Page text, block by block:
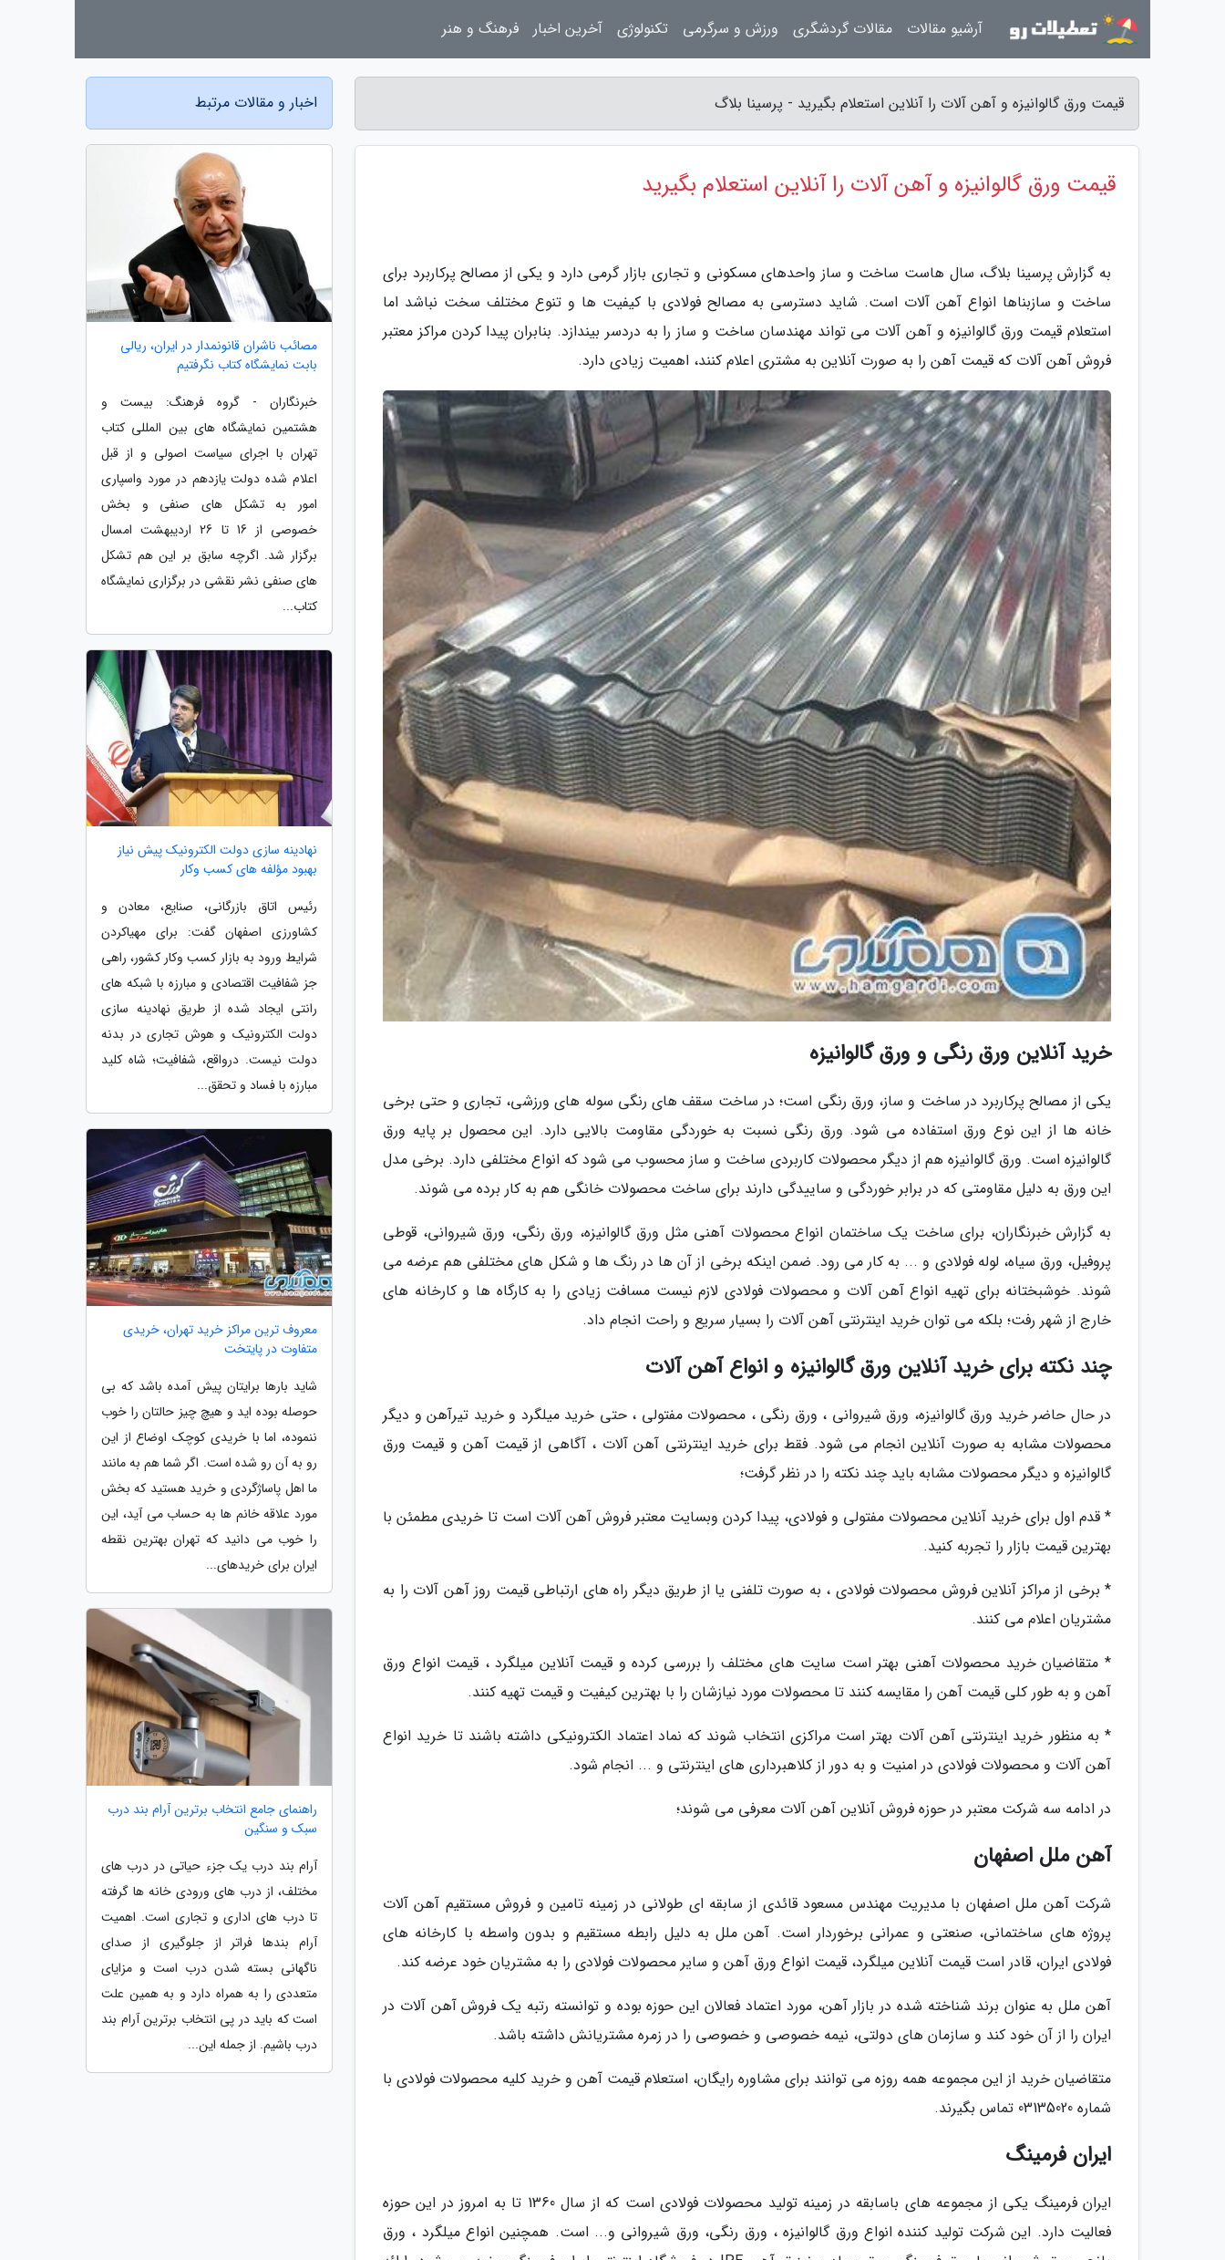
قیمت ورق گالوانیزه و آهن آلات را آنلاین استعلام بگیرید - پرسینا بلاگ
قیمت ورق گالوانیزه و آهن آلات را آنلاین استعلام بگیرید
به گزارش پرسینا بلاگ، سال هاست ساخت و ساز واحدهای مسکونی و تجاری بازار گرمی دارد و یکی از مصالح پرکاربرد برای
ساخت و سازبناها انواع آهن آلات است. شاید دسترسی به مصالح فولادی با کیفیت ها و تنوع مختلف سخت نباشد اما
استعلام قیمت ورق گالوانیزه و آهن آلات می تواند مهندسان ساخت و ساز را به دردسر بیندازد. بنابران پیدا کردن مراکز معتبر
فروش آهن آلات که قیمت آهن را به صورت آنلاین به مشتری اعلام کنند، اهمیت زیادی دارد.
خرید آنلاین ورق رنگی و ورق گالوانیزه
یکی از مصالح پرکاربرد در ساخت و ساز، ورق رنگی است؛ در ساخت سقف های رنگی سوله های ورزشی، تجاری و حتی برخی
خانه ها از این نوع ورق استفاده می شود. ورق رنگی نسبت به خوردگی مقاومت بالایی دارد. این محصول بر پایه ورق
گالوانیزه است. ورق گالوانیزه هم از دیگر محصولات کاربردی ساخت و ساز محسوب می شود که انواع مختلفی دارد. برخی مدل
این ورق به دلیل مقاومتی که در برابر خوردگی و ساییدگی دارند برای ساخت محصولات خانگی هم به کار برده می شوند.
به گزارش خبرنگاران، برای ساخت یک ساختمان انواع محصولات آهنی مثل ورق گالوانیزه، ورق رنگی، ورق شیروانی، قوطی
پروفیل، ورق سیاه، لوله فولادی و ... به کار می رود. ضمن اینکه برخی از آن ها در رنگ ها و شکل های مختلفی هم عرضه می
شوند. خوشبختانه برای تهیه انواع آهن آلات و محصولات فولادی لازم نیست مسافت زیادی را به کارگاه ها و کارخانه های
خارج از شهر رفت؛ بلکه می توان خرید اینترنتی آهن آلات را بسیار سریع و راحت انجام داد.
چند نکته برای خرید آنلاین ورق گالوانیزه و انواع آهن آلات
در حال حاضر خرید ورق گالوانیزه، ورق شیروانی ، ورق رنگی ، محصولات مفتولی ، حتی خرید میلگرد و خرید تیرآهن و دیگر
محصولات مشابه به صورت آنلاین انجام می شود. فقط برای خرید اینترنتی آهن آلات ، آگاهی از قیمت آهن و قیمت ورق
گالوانیزه و دیگر محصولات مشابه باید چند نکته را در نظر گرفت؛
* قدم اول برای خرید آنلاین محصولات مفتولی و فولادی، پیدا کردن وبسایت معتبر فروش آهن آلات است تا خریدی مطمئن با
بهترین قیمت بازار را تجربه کنید.
* برخی از مراکز آنلاین فروش محصولات فولادی ، به صورت تلفنی یا از طریق دیگر راه های ارتباطی قیمت روز آهن آلات را به
مشتریان اعلام می کنند.
* متقاضیان خرید محصولات آهنی بهتر است سایت های مختلف را بررسی کرده و قیمت آنلاین میلگرد ، قیمت انواع ورق
آهن و به طور کلی قیمت آهن را مقایسه کنند تا محصولات مورد نیازشان را با بهترین کیفیت و قیمت تهیه کنند.
* به منظور خرید اینترنتی آهن آلات بهتر است مراکزی انتخاب شوند که نماد اعتماد الکترونیکی داشته باشند تا خرید انواع
آهن آلات و محصولات فولادی در امنیت و به دور از کلاهبرداری های اینترنتی و ... انجام شود.
در ادامه سه شرکت معتبر در حوزه فروش آنلاین آهن آلات معرفی می شوند؛
آهن ملل اصفهان
شرکت آهن ملل اصفهان با مدیریت مهندس مسعود قائدی از سابقه ای طولانی در زمینه تامین و فروش مستقیم آهن آلات
پروژه های ساختمانی، صنعتی و عمرانی برخوردار است. آهن ملل به دلیل رابطه مستقیم و بدون واسطه با کارخانه های
فولادی ایران، قادر است قیمت آنلاین میلگرد، قیمت انواع ورق آهن و سایر محصولات فولادی را به مشتریان خود عرضه کند.
آهن ملل به عنوان برند شناخته شده در بازار آهن، مورد اعتماد فعالان این حوزه بوده و توانسته رتبه یک فروش آهن آلات در
ایران را از آن خود کند و سازمان های دولتی، نیمه خصوصی و خصوصی را در زمره مشتریانش داشته باشد.
متقاضیان خرید از این مجموعه همه روزه می توانند برای مشاوره رایگان، استعلام قیمت آهن و خرید کلیه محصولات فولادی با
شماره 03135020 تماس بگیرند.
ایران فرمینگ
ایران فرمینگ یکی از مجموعه های باسابقه در زمینه تولید محصولات فولادی است که از سال 1360 تا به امروز در این حوزه
فعالیت دارد. این شرکت تولید کننده انواع ورق گالوانیزه ، ورق رنگی، ورق شیروانی و... است. همچنین انواع میلگرد ، ورق
اخبار و مقالات مرتبط
مصائب ناشران قانونمدار در ایران، ریالی
بابت نمایشگاه کتاب نگرفتیم
خبرنگاران - گروه فرهنگ: بیست و
هشتمین نمایشگاه های بین المللی کتاب
تهران با اجرای سیاست اصولی و از قبل
اعلام شده دولت یازدهم در مورد واسپاری
امور به تشکل های صنفی و بخش
خصوصی از 16 تا 26 اردیبهشت امسال
برگزار شد. اگرچه سابق بر این هم تشکل
های صنفی نشر نقشی در برگزاری نمایشگاه
کتاب...
نهادینه سازی دولت الکترونیک پیش نیاز
بهبود مؤلفه های کسب وکار
رئیس اتاق بازرگانی، صنایع، معادن و
کشاورزی اصفهان گفت: برای مهیاکردن
شرایط ورود به بازار کسب وکار کشور، راهی
جز شفافیت اقتصادی و مبارزه با شبکه های
رانتی ایجاد شده از طریق نهادینه سازی
دولت الکترونیک و هوش تجاری در بدنه
دولت نیست. درواقع، شفافیت؛ شاه کلید
مبارزه با فساد و تحقق...
معروف ترین مراکز خرید تهران، خریدی
متفاوت در پایتخت
شاید بارها برایتان پیش آمده باشد که بی
حوصله بوده اید و هیچ چیز حالتان را خوب
ننموده، اما با خریدی کوچک اوضاع از این
رو به آن رو شده است. اگر شما هم به مانند
ما اهل پاساژگردی و خرید هستید که بخش
مورد علاقه خانم ها به حساب می آید، این
را خوب می دانید که تهران بهترین نقطه
ایران برای خریدهای...
راهنمای جامع انتخاب برترین آرام بند درب
سبک و سنگین
آرام بند درب یک جزء حیاتی در درب های
مختلف، از درب های ورودی خانه ها گرفته
تا درب های اداری و تجاری است. اهمیت
آرام بندها فراتر از جلوگیری از صدای
ناگهانی بسته شدن درب است و مزایای
متعددی را به همراه دارد و به همین علت
است که باید در پی انتخاب برترین آرام بند
درب باشیم. از جمله این...
آرشیو مقالات مقالات گردشگری ورزش و سرگرمی تکنولوژی آخرین اخبار فرهنگ و هنر